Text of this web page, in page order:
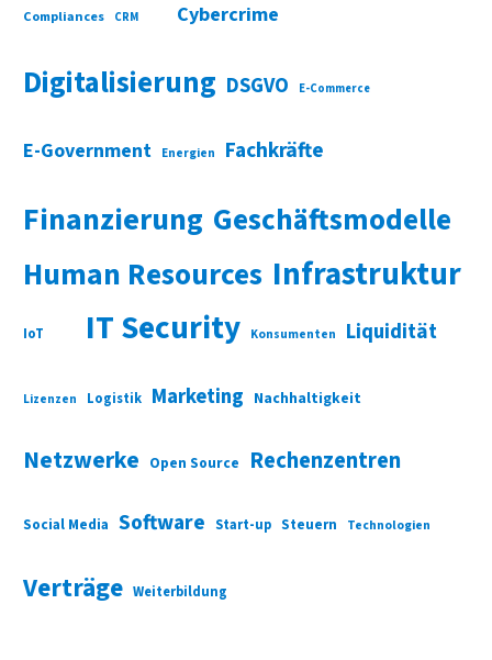
Compliances CRM Cybercrime
Digitalisierung DSGVO E-Commerce
E-Government Energien Fachkräfte
Finanzierung Geschäftsmodelle
Human Resources Infrastruktur
IoT IT Security Konsumenten Liquidität
Lizenzen Logistik Marketing Nachhaltigkeit
Netzwerke Open Source Rechenzentren
Social Media Software Start-up Steuern Technologien
Verträge Weiterbildung